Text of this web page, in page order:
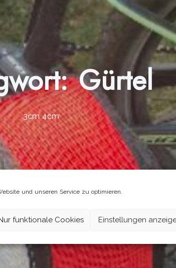
und unseren Service zu optimieren.
funktionale Cookies Einstellungen
Gürtel
3cm 4cm